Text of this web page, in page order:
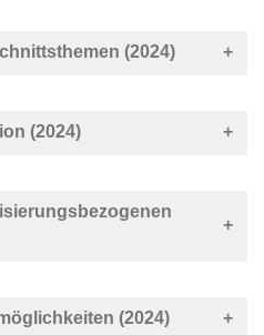
(2024)
(2024)
(2024)